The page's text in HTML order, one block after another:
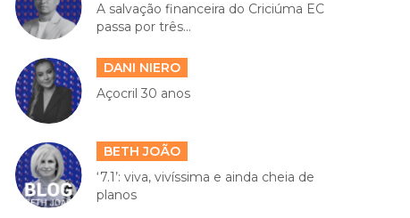
A salvação financeira do Criciúma EC
passa por três...
DANI NIERO
Açocril 30 anos
BETH JOÃO
‘7.1’: viva, vivíssima e ainda cheia de
planos